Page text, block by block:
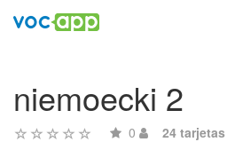
niemoecki 2
0 24 tarjetas